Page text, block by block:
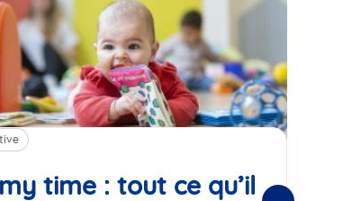
time : tout ce qu’il